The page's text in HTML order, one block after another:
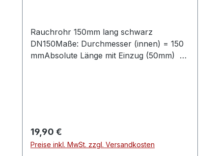
Rauchrohr 150mm lang schwarz
DN150Maße: Durchmesser (innen) = 150
mmAbsolute Länge mit Einzug (50mm) =
den Einsatzbereich im Wohn- und
Sichtbereich für frei im Raum stehende
Kaminöfen mit Rauchrohranschluss
Regulärer Preis:
19,90 €
Preise inkl. MwSt. zzgl. Versandkosten